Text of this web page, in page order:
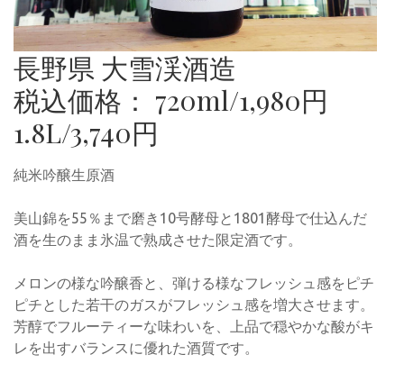
長野県 大雪渓酒造
税込価格： 720ml/1,980円
1.8L/3,740円
純米吟醸生原酒
美山錦を55％まで磨き10号酵母と1801酵母で仕込んだ
酒を生のまま氷温で熟成させた限定酒です。
メロンの様な吟醸香と、弾ける様なフレッシュ感をピチ
ピチとした若干のガスがフレッシュ感を増大させます。
芳醇でフルーティーな味わいを、上品で穏やかな酸がキ
レを出すバランスに優れた酒質です。